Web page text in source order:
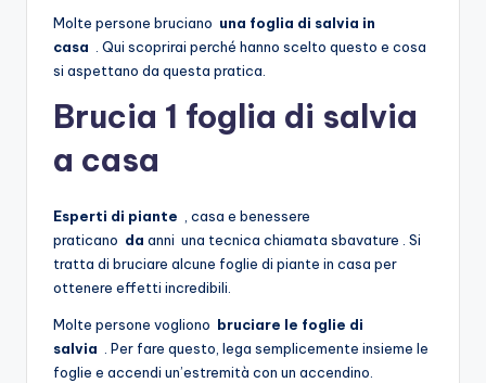
Molte persone bruciano una foglia di salvia in
casa . Qui scoprirai perché hanno scelto questo e cosa
si aspettano da questa pratica.
Brucia 1 foglia di salvia
a casa
Esperti di piante , casa e benessere
praticano da anni una tecnica chiamata sbavature . Si
tratta di bruciare alcune foglie di piante in casa per
ottenere effetti incredibili.
Molte persone vogliono bruciare le foglie di
salvia . Per fare questo, lega semplicemente insieme le
foglie e accendi un’estremità con un accendino.